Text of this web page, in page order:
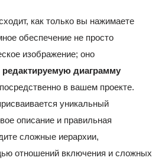
как только вы нажимаете
обеспечение не просто
изображение; оно
диаграмму
в вашем проекте.
уникальный
описание и правильная
сложные иерархии,
отношений включения и сложных